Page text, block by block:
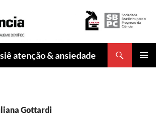
atenção & ansiedade
Gottardi